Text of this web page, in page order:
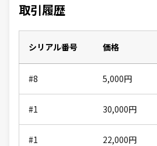
取引履歴
シリアル番号 価格
#8 5,000円
#1 30,000円
#1 22,000円